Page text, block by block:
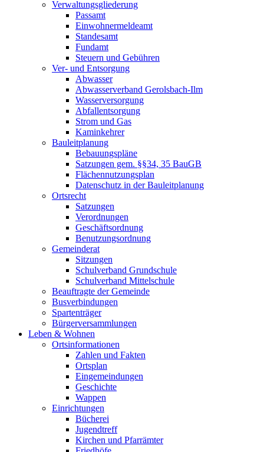
Verwaltungsgliederung
Passamt
Einwohnermeldeamt
Standesamt
Fundamt
Steuern und Gebühren
Ver- und Entsorgung
Abwasser
Abwasserverband Gerolsbach-Ilm
Wasserversorgung
Abfallentsorgung
Strom und Gas
Kaminkehrer
Bauleitplanung
Bebauungspläne
Satzungen gem. §§34, 35 BauGB
Flächennutzungsplan
Datenschutz in der Bauleitplanung
Ortsrecht
Satzungen
Verordnungen
Geschäftsordnung
Benutzungsordnung
Gemeinderat
Sitzungen
Schulverband Grundschule
Schulverband Mittelschule
Beauftragte der Gemeinde
Busverbindungen
Spartenträger
Bürgerversammlungen
Leben & Wohnen
Ortsinformationen
Zahlen und Fakten
Ortsplan
Eingemeindungen
Geschichte
Wappen
Einrichtungen
Bücherei
Jugendtreff
Kirchen und Pfarrämter